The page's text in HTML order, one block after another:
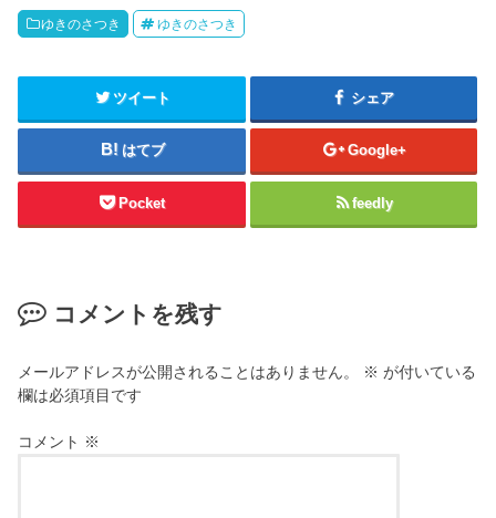
ゆきのさつき ゆきのさつき
ツイート シェア
はてブ Google+
Pocket feedly
コメントを残す
メールアドレスが公開されることはありません。 ※ が付いている
欄は必須項目です
コメント ※